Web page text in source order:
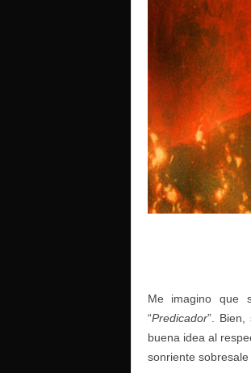
Me imagino que
“Predicador”.
buena idea al
sonriente